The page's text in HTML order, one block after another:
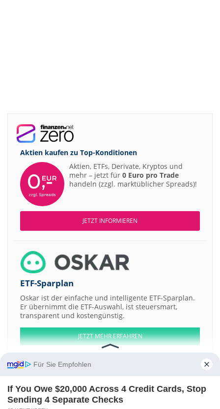
Aktien kaufen zu Top-Konditionen
Aktien, ETFs, Derivate, Kryptos und
mehr – jetzt für 0 Euro pro Trade
handeln (zzgl. marktüblicher Spreads)!
JETZT INFORMIEREN
ETF-Sparplan
Oskar ist der einfache und intelligente ETF-Sparplan.
Er übernimmt die ETF-Auswahl, ist steuersmart,
transparent und kostengünstig.
JETZT MEHR ERFAHREN
Aktien ATX DAX EuroStoxx 50 Dow Jones NASDAQ 100 Nikkei 225
S&P 500
Für Sie Empfohlen
If You Owe $20,000 Across 4 Credit Cards, Stop
Sending 4 Separate Checks